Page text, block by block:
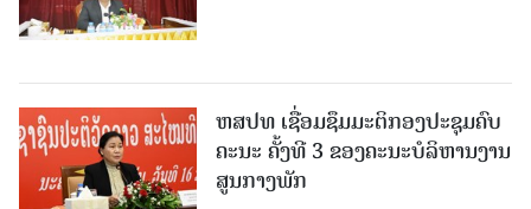
ຫສປທ ເຊື່ອມຊຶມມະຕິກອງປະຊຸມຄົບ
ຄະນະ ຄັ້ງທີ 3 ຂອງຄະນະບໍລິຫານງານ
ສູນກາງພັກ